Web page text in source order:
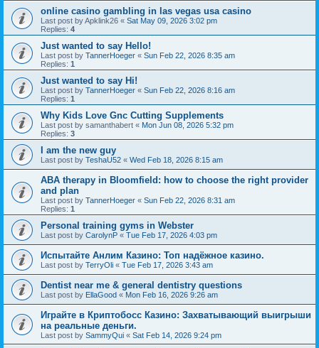
online casino gambling in las vegas usa casino
Last post byApklink26 « Sat May 09, 2026 3:02 pm
Replies: 4
Just wanted to say Hello!
Last post by TannerHoeger « Sun Feb 22, 2026 8:35 am
Replies: 1
Just wanted to say Hi!
Last post by TannerHoeger « Sun Feb 22, 2026 8:16 am
Replies: 1
Why Kids Love Gnc Cutting Supplements
Last post by samanthabert « Mon Jun 08, 2026 5:32 pm
Replies: 3
I am the new guy
Last post by TeshaU52 « Wed Feb 18, 2026 8:15 am
ABA therapy in Bloomfield: how to choose the right provider
and plan
Last post by TannerHoeger « Sun Feb 22, 2026 8:31 am
Replies: 1
Personal training gyms in Webster
Last post by CarolynP « Tue Feb 17, 2026 4:03 pm
Испытайте Анлим Казино: Топ надёжное казино.
Last post by TerryOli « Tue Feb 17, 2026 3:43 am
Dentist near me & general dentistry questions
Last post by EllaGood « Mon Feb 16, 2026 9:26 am
Играйте в Криптобосс Казино: Захватывающий выигрыши
на реальные деньги.
Last post by SammyQui « Sat Feb 14, 2026 9:24 pm